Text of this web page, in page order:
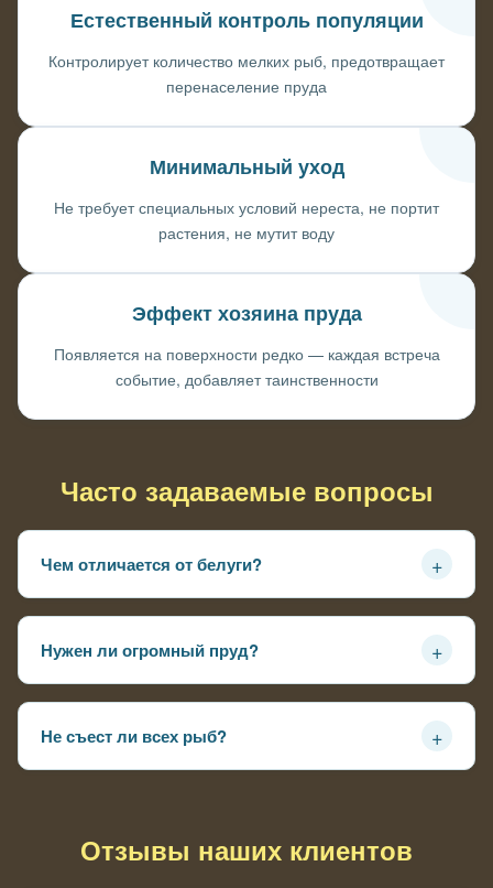
Естественный контроль популяции
Контролирует количество мелких рыб, предотвращает
перенаселение пруда
Минимальный уход
Не требует специальных условий нереста, не портит
растения, не мутит воду
Эффект хозяина пруда
Появляется на поверхности редко — каждая встреча
событие, добавляет таинственности
Часто задаваемые вопросы
Чем отличается от белуги? +
Нужен ли огромный пруд? +
Не съест ли всех рыб? +
Отзывы наших клиентов